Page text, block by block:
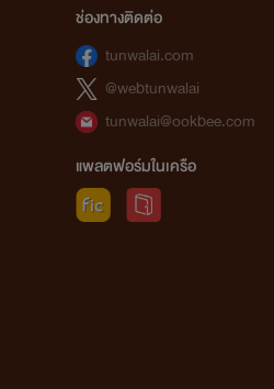
ช่องทางติดต่อ
tunwalai.com
@webtunwalai
tunwalai@ookbee.com
แพลตฟอร์มในเครือ